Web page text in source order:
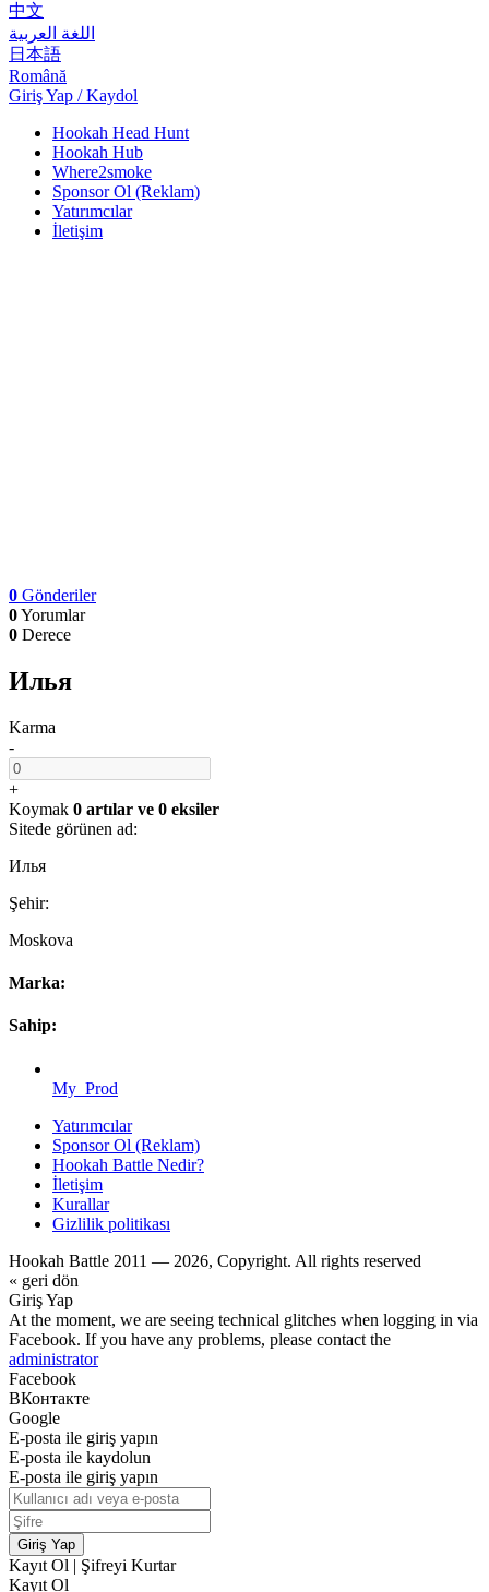
中文
اللغة العربية
日本語
Română
Giriş Yap / Kaydol
Hookah Head Hunt
Hookah Hub
Where2smoke
Sponsor Ol (Reklam)
Yatırımcılar
İletişim
0 Gönderiler
0Yorumlar
0 Derece
Илья
Karma
-
+
Koymak 0 artılar ve 0 eksiler
Sitede görünen ad:
Илья
Şehir:
Moskova
Marka:
Sahip:
My_Prod
Yatırımcılar
Sponsor Ol (Reklam)
Hookah Battle Nedir?
İletişim
Kurallar
Gizlilik politikası
Hookah Battle 2011 — 2026, Copyright. All rights reserved
« geri dön
Giriş Yap
At the moment, we are seeing technical glitches when logging in via
Facebook. If you have any problems, please contact the
administrator
Facebook
ВКонтакте
Google
E-posta ile giriş yapın
E-posta ile kaydolun
E-posta ile giriş yapın
Giriş Yap
Kayıt Ol | Şifreyi Kurtar
Kayıt Ol